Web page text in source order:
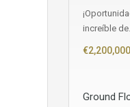
increíble
€2,200,000
Ground